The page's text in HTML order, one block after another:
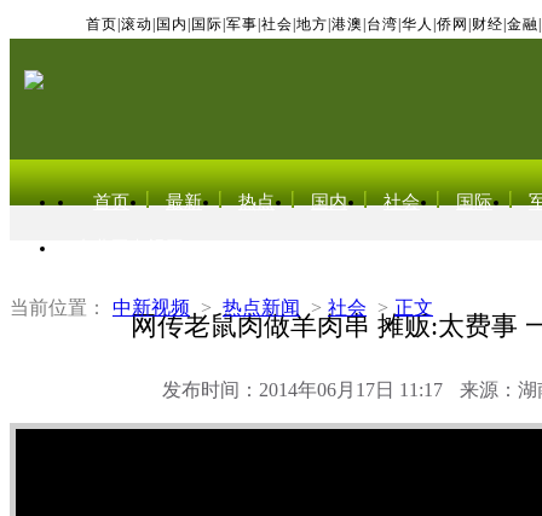
首页 滚动 国内 国际 军事 社会 地方 港澳 台湾 华人 侨网 财经 金融
首页 最新 热点 国内 社会 国际
当前位置： 中新视频 > 热点新闻 > 社会 > 正文
网传老鼠肉做羊肉串 摊贩:太费事
发布时间：2014年06月17日 11:17 来源：湖